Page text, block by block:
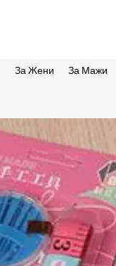
За Жени За Мажи